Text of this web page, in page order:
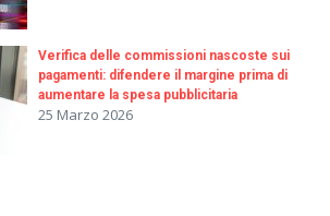
Verifica delle commissioni nascoste sui
pagamenti: difendere il margine prima di
aumentare la spesa pubblicitaria
25 Marzo 2026